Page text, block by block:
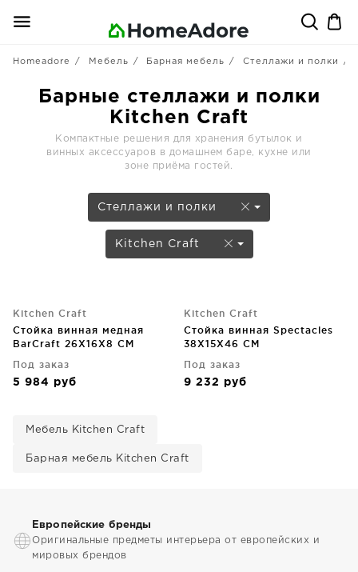
Homeadore Мебель Барная мебель Стеллажи и полки
Барные стеллажи и полки
Kitchen Craft
Компактные решения для хранения бутылок и
винных аксессуаров в домашнем баре, кухне или
зоне приёма гостей.
Стеллажи и полки
Kitchen Craft
Kitchen Craft
Стойка винная медная
BarCraft 26X16X8 CM
Под заказ
5 984 руб
Kitchen Craft
Стойка винная Spectacles
38X15X46 CM
Под заказ
9 232 руб
Мебель Kitchen Craft
Барная мебель Kitchen Craft
Европейские бренды
Оригинальные предметы интерьера от европейских и
мировых брендов